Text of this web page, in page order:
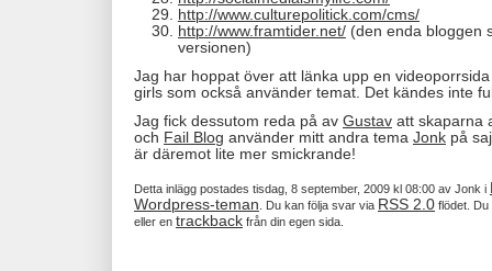
http://www.culturepolitick.com/cms/
http://www.framtider.net/ (den enda bloggen
versionen)
Jag har hoppat över att länka upp en
girls som också använder temat. Det kändes inte
Jag fick dessutom reda på av Gustav att skaparna
och Fail Blog använder mitt andra tema Jonk på
är däremot lite mer smickrande!
Detta inlägg postades tisdag, 8 september, 2009 kl 08:00 av Jonk i
Wordpress-teman . Du kan följa svar via RSS 2.0 flödet.
eller en trackback från din egen sida.